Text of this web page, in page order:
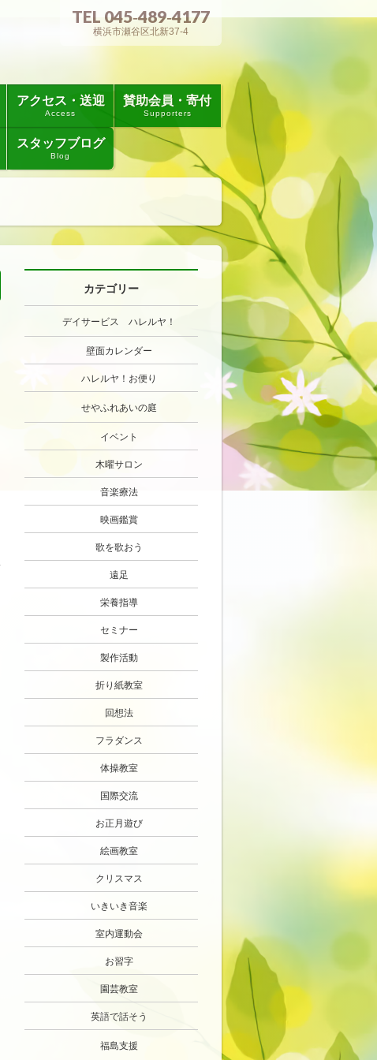
TEL 045‐489‐4177
横浜市瀬谷区北新37-4
アクセス・送迎
Access
賛助会員・寄付
Supporters
スタッフブログ
Blog
カテゴリー
デイサービス ハレルヤ！
壁面カレンダー
ハレルヤ！お便り
せやふれあいの庭
イベント
木曜サロン
音楽療法
映画鑑賞
歌を歌おう
遠足
栄養指導
セミナー
製作活動
折り紙教室
回想法
フラダンス
体操教室
国際交流
お正月遊び
絵画教室
クリスマス
いきいき音楽
室内運動会
お習字
園芸教室
英語で話そう
福島支援